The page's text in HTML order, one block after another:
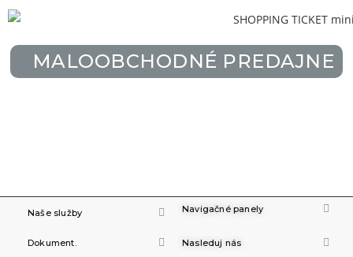
MALOOBCHODNÉ PREDAJNE
Naše služby
Dokument.
Navigačné panely
Nasleduj nás